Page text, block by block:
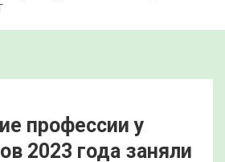
профессии у
2023 года заняли